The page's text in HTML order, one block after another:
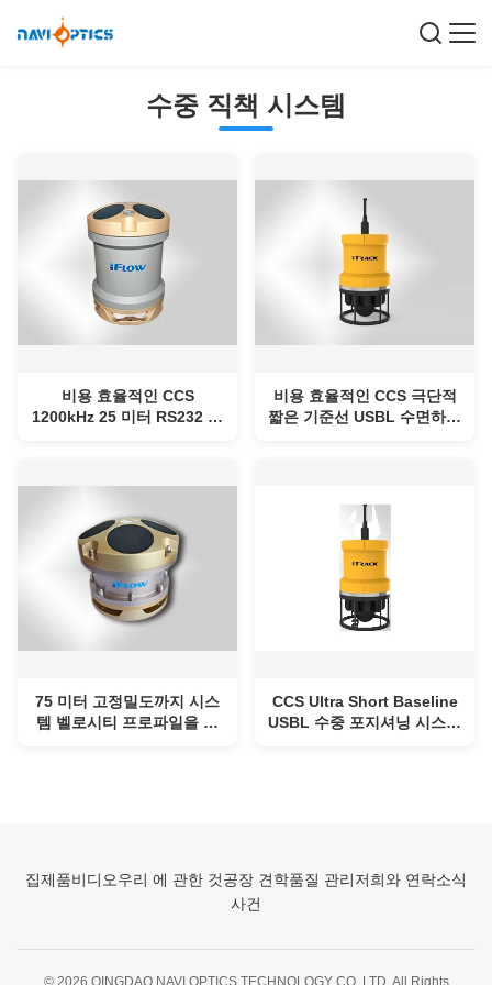
수중 직책 시스템
비용 효율적인 CCS
1200kHz 25 미터 RS232 수
비용 효율적인 CCS 극단적
짧은 기준선 USBL 수면하에
75 미터 고정밀도까지 시스
템 벨로시티 프로파일을 배
CCS Ultra Short Baseline
USBL 수중 포지셔닝 시스템
집제품비디오우리 에 관한 것공장 견학품질 관리저희와 연락소식
사건
© 2026 QINGDAO NAVI OPTICS TECHNOLOGY CO.,LTD. All Rights